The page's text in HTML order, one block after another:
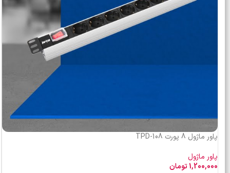
پاور ماژول 8 پورت TPD-108
پاور ماژول
1,200,000تومان